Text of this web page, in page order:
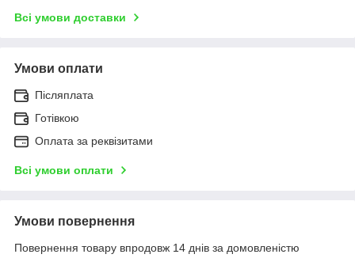
Всі умови доставки
Умови оплати
Післяплата
Готівкою
Оплата за реквізитами
Всі умови оплати
Умови повернення
Повернення товару впродовж 14 днів за домовленістю